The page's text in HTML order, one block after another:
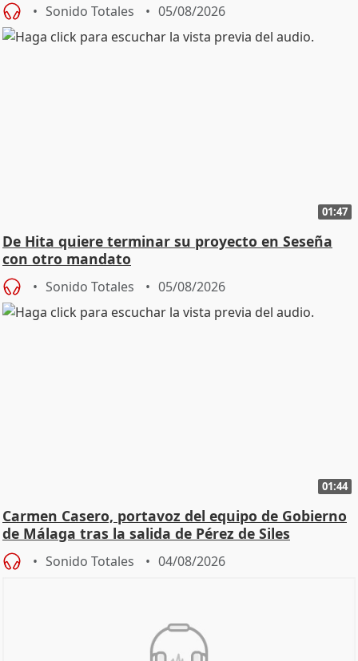
Sonido Totales 05/08/2026
01:47
De Hita quiere terminar su proyecto en Seseña
con otro mandato
Sonido Totales 05/08/2026
01:44
Carmen Casero, portavoz del equipo de Gobierno
de Málaga tras la salida de Pérez de Siles
Sonido Totales 04/08/2026